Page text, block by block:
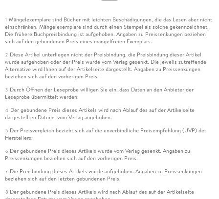
1 Mängelexemplare sind Bücher mit leichten Beschädigungen, die das Lesen aber nicht
einschränken. Mängelexemplare sind durch einen Stempel als solche gekennzeichnet.
Die frühere Buchpreisbindung ist aufgehoben. Angaben zu Preissenkungen beziehen
sich auf den gebundenen Preis eines mangelfreien Exemplars.
2 Diese Artikel unterliegen nicht der Preisbindung, die Preisbindung dieser Artikel
wurde aufgehoben oder der Preis wurde vom Verlag gesenkt. Die jeweils zutreffende
Alternative wird Ihnen auf der Artikelseite dargestellt. Angaben zu Preissenkungen
beziehen sich auf den vorherigen Preis.
3 Durch Öffnen der Leseprobe willigen Sie ein, dass Daten an den Anbieter der
Leseprobe übermittelt werden.
4 Der gebundene Preis dieses Artikels wird nach Ablauf des auf der Artikelseite
dargestellten Datums vom Verlag angehoben.
5 Der Preisvergleich bezieht sich auf die unverbindliche Preisempfehlung (UVP) des
Herstellers.
6 Der gebundene Preis dieses Artikels wurde vom Verlag gesenkt. Angaben zu
Preissenkungen beziehen sich auf den vorherigen Preis.
7 Die Preisbindung dieses Artikels wurde aufgehoben. Angaben zu Preissenkungen
beziehen sich auf den letzten gebundenen Preis.
8 Der gebundene Preis dieses Artikels wird nach Ablauf des auf der Artikelseite